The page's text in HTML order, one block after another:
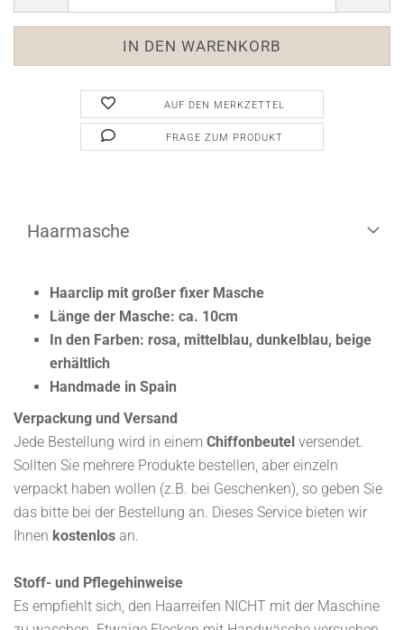
AUF DEN MERKZETTEL
FRAGE ZUM PRODUKT
Haarmasche
Haarclip mit großer fixer Masche
Länge der Masche: ca. 10cm
In den Farben: rosa, mittelblau, dunkelblau, beige
erhältlich
Handmade in Spain
Verpackung und Versand
Jede Bestellung wird in einem Chiffonbeutel versendet.
Sollten Sie mehrere Produkte bestellen, aber einzeln
verpackt haben wollen (z.B. bei Geschenken), so geben Sie
das bitte bei der Bestellung an. Dieses Service bieten wir
Ihnen kostenlos an.
Stoff- und Pflegehinweise
Es empfiehlt sich, den Haarreifen NICHT mit der Maschine